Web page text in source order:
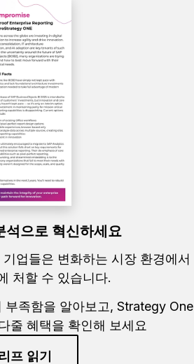
석으로 혁신하세요
업들은 변화하는 시장 환경에서
처할 수 있습니다.
부족함을 알아보고, Strategy One
줄 혜택을 확인해 보세요
프 읽기